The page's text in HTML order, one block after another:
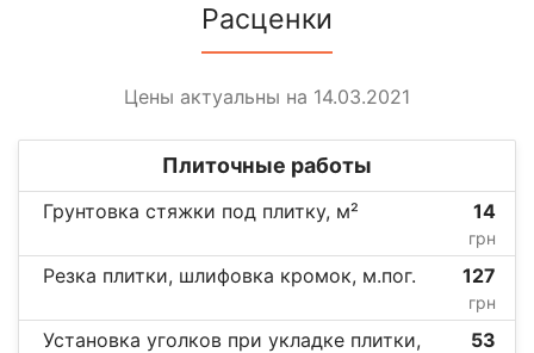
Расценки
Цены актуальны на 14.03.2021
Плиточные работы
Грунтовка стяжки под плитку, м² 14
грн
Резка плитки, шлифовка кромок, м.пог. 127
грн
Установка уголков при укладке плитки,
53